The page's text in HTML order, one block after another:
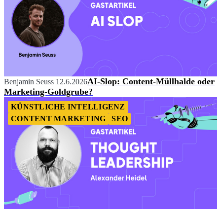
Benjamin Seuss 12.6.2026AI-Slop: Content-Müllhalde oder
Marketing-Goldgrube?
KÜNSTLICHE INTELLIGENZ
CONTENT MARKETING
SEO